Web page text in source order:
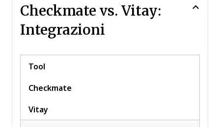
Checkmate vs. Vitay:
Integrazioni
Tool
Checkmate
Vitay